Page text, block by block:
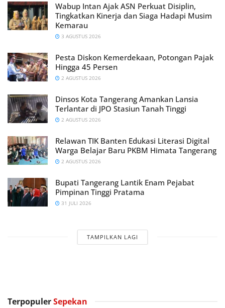
Wabup Intan Ajak ASN Perkuat Disiplin,
Tingkatkan Kinerja dan Siaga Hadapi Musim
Kemarau
3 AGUSTUS 2026
Pesta Diskon Kemerdekaan, Potongan Pajak
Hingga 45 Persen
2 AGUSTUS 2026
Dinsos Kota Tangerang Amankan Lansia
Terlantar di JPO Stasiun Tanah Tinggi
2 AGUSTUS 2026
Relawan TIK Banten Edukasi Literasi Digital
Warga Belajar Baru PKBM Himata Tangerang
2 AGUSTUS 2026
Bupati Tangerang Lantik Enam Pejabat
Pimpinan Tinggi Pratama
31 JULI 2026
TAMPILKAN LAGI
TerpopulerSepekan